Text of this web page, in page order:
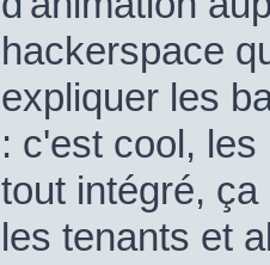
hackerspace
expliquer les
: c'est cool,
tout intégré,
les tenants et